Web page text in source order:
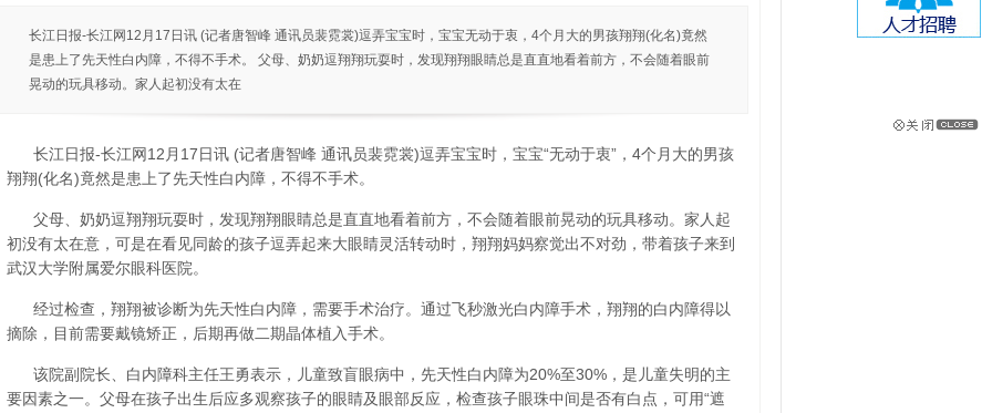
长江日报-长江网12月17日讯 (记者唐智峰 通讯员裴霓裳)逗弄宝宝时，宝宝无动于衷，4个月大的男孩翔翔(化名)竟然
是患上了先天性白内障，不得不手术。 父母、奶奶逗翔翔玩耍时，发现翔翔眼睛总是直直地看着前方，不会随着眼前
晃动的玩具移动。家人起初没有太在
长江日报-长江网12月17日讯 (记者唐智峰 通讯员裴霓裳)逗弄宝宝时，宝宝“无动于衷”，4个月大的男孩
翔翔(化名)竟然是患上了先天性白内障，不得不手术。
父母、奶奶逗翔翔玩耍时，发现翔翔眼睛总是直直地看着前方，不会随着眼前晃动的玩具移动。家人起
初没有太在意，可是在看见同龄的孩子逗弄起来大眼睛灵活转动时，翔翔妈妈察觉出不对劲，带着孩子来到
武汉大学附属爱尔眼科医院。
经过检查，翔翔被诊断为先天性白内障，需要手术治疗。通过飞秒激光白内障手术，翔翔的白内障得以
摘除，目前需要戴镜矫正，后期再做二期晶体植入手术。
该院副院长、白内障科主任王勇表示，儿童致盲眼病中，先天性白内障为20%至30%，是儿童失明的主
要因素之一。父母在孩子出生后应多观察孩子的眼睛及眼部反应，检查孩子眼珠中间是否有白点，可用“遮